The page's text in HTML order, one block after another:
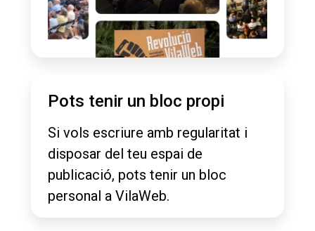
Pots tenir un bloc propi
Si vols escriure amb regularitat i
disposar del teu espai de
publicació, pots tenir un bloc
personal a VilaWeb.